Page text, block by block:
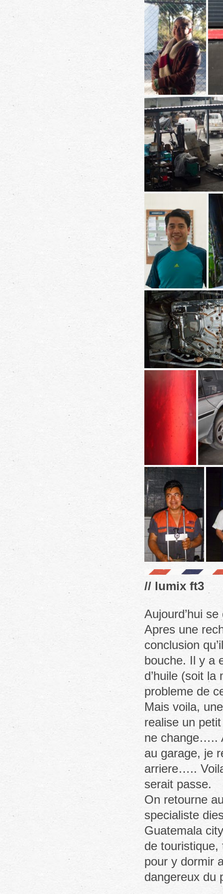
// lumix ft3
Aujourd’hui
Apres une
conclusion
bouche. Il y a
d’huile (soit
probleme de
Mais voila,
realise un
ne change…..
au garage, je
arriere…..
serait passe.
On retourne
specialiste
Guatemala
de touristique,
pour y dormir
dangereux du